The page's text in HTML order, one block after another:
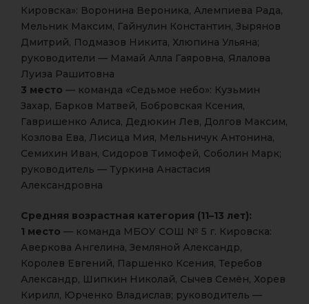
Кировска»: Воронина Вероника, Алемпиева Рада,
Мельник Максим, Гайнулин Константин, Зырянов
Дмитрий, Подмазов Никита, Хлюпина Ульяна;
руководители — Мамай Алла Гаяровна, Ялалова
Луиза Рашитовна
3 место — команда «Седьмое небо»: Кузьмин
Захар, Барков Матвей, Бобровская Ксения,
Гавришенко Алиса, Дедюкин Лев, Долгов Максим,
Козлова Ева, Лисица Мия, Мельничук Антонина,
Семихин Иван, Сидоров Тимофей, Соболин Марк;
руководитель — Туркина Анастасия
Александровна
Средняя возрастная категория (11–13 лет):
1 место — команда МБОУ СОШ № 5 г. Кировска:
Аверкова Ангелина, Земляной Александр,
Королев Евгений, Паршенко Ксения, Теребов
Александр, Шипкин Николай, Сычев Семён, Хорев
Кирилл, Юрченко Владислав; руководитель —